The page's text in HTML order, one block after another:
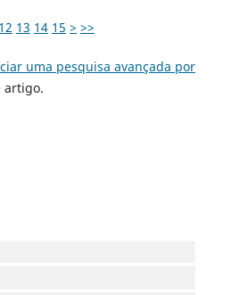
12 13 14 15 > >>
uma pesquisa avançada por
artigo.